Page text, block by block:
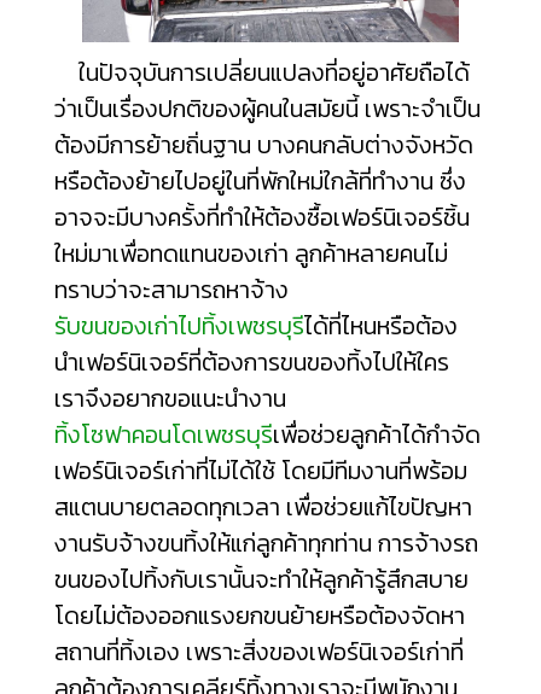
ในปัจจุบันการเปลี่ยนแปลงที่อยู่อาศัยถือได้
ว่าเป็นเรื่องปกติของผู้คนในสมัยนี้ เพราะจำเป็น
ต้องมีการย้ายถิ่นฐาน บางคนกลับต่างจังหวัด
หรือต้องย้ายไปอยู่ในที่พักใหม่ใกล้ที่ทำงาน ซึ่ง
อาจจะมีบางครั้งที่ทำให้ต้องซื้อเฟอร์นิเจอร์ชิ้น
ใหม่มาเพื่อทดแทนของเก่า ลูกค้าหลายคนไม่
ทราบว่าจะสามารถหาจ้าง
รับขนของเก่าไปทิ้งเพชรบุรีได้ที่ไหนหรือต้อง
นำเฟอร์นิเจอร์ที่ต้องการขนของทิ้งไปให้ใคร
เราจึงอยากขอแนะนำงาน
ทิ้งโซฟาคอนโดเพชรบุรีเพื่อช่วยลูกค้าได้กำจัด
เฟอร์นิเจอร์เก่าที่ไม่ได้ใช้ โดยมีทีมงานที่พร้อม
สแตนบายตลอดทุกเวลา เพื่อช่วยแก้ไขปัญหา
งานรับจ้างขนทิ้งให้แก่ลูกค้าทุกท่าน การจ้างรถ
ขนของไปทิ้งกับเรานั้นจะทำให้ลูกค้ารู้สึกสบาย
โดยไม่ต้องออกแรงยกขนย้ายหรือต้องจัดหา
สถานที่ทิ้งเอง เพราะสิ่งของเฟอร์นิเจอร์เก่าที่